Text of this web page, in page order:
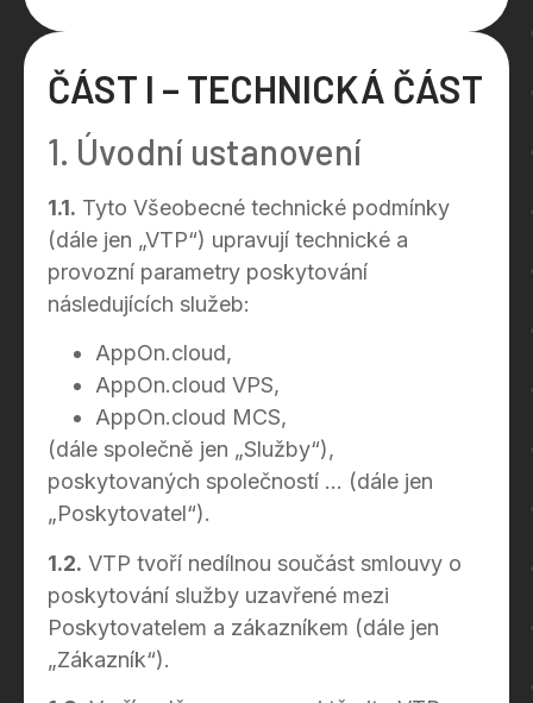
ČÁST I – TECHNICKÁ ČÁST
1. Úvodní ustanovení
1.1. Tyto Všeobecné technické podmínky
(dále jen „VTP“) upravují technické a
provozní parametry poskytování
následujících služeb:
AppOn.cloud,
AppOn.cloud VPS,
AppOn.cloud MCS,
(dále společně jen „Služby“),
poskytovaných společností … (dále jen
„Poskytovatel“).
1.2. VTP tvoří nedílnou součást smlouvy o
poskytování služby uzavřené mezi
Poskytovatelem a zákazníkem (dále jen
„Zákazník“).